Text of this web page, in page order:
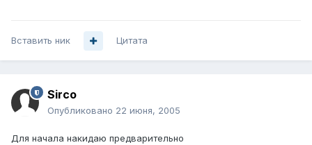
Вставить ник Цитата
Sirco
Опубликовано 22 июня, 2005
Для начала накидаю предварительно